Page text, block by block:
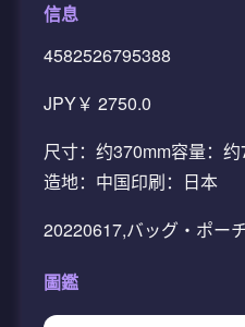
信息
4582526795388
JPY￥ 2750.0
尺寸：约370mm容量：
造地：中国印刷：日本
20220617,バッグ・ポー
圖鑑